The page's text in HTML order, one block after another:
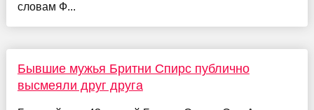
словам Ф...
Бывшие мужья Бритни Спирс публично
высмеяли друг друга